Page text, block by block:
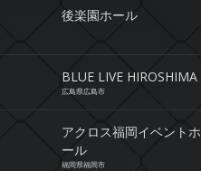
後楽園ホール
BLUE LIVE HIROSHIMA
広島県広島市
アクロス福岡イベントホ
ール
福岡県福岡市